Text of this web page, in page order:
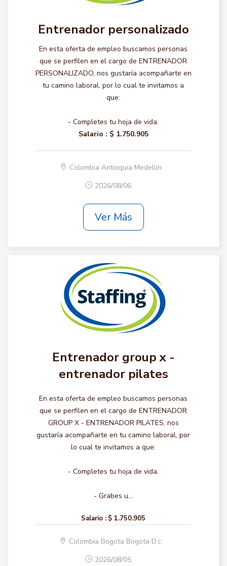
Entrenador personalizado
En esta oferta de empleo buscamos personas
que se perfilen en el cargo de ENTRENADOR
PERSONALIZADO, nos gustaría acompañarte en
tu camino laboral, por lo cual te invitamos a
que:
- Completes tu hoja de vida.
Salario : $ 1.750.905
Colombia Antioquia Medellin
2026/08/06
Ver Más
Entrenador group x -
entrenador pilates
En esta oferta de empleo buscamos personas
que se perfilen en el cargo de ENTRENADOR
GROUP X - ENTRENADOR PILATES, nos
gustaría acompañarte en tu camino laboral, por
lo cual te invitamos a que:
- Completes tu hoja de vida.
- Grabes u...
Salario : $ 1.750.905
Colombia Bogota Bogota D.c.
2026/08/05